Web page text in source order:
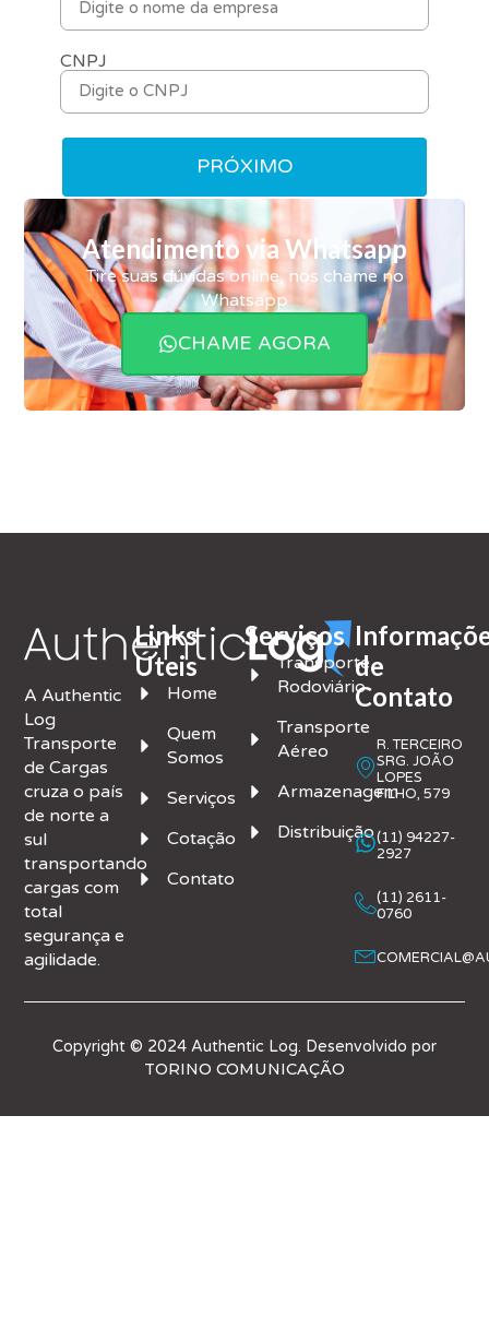
CNPJ
PRÓXIMO
Atendimento via Whatsapp
Tire suas dúvidas online, nos chame no
Whatsapp
CHAME AGORA
A Authentic
Log
Transporte
de Cargas
cruza o país
de norte a
sul
transportando
cargas com
total
segurança e
agilidade.
Links
Úteis
Home
Quem
Somos
Serviços
Cotação
Contato
Serviços
Transporte
Rodoviário
Transporte
Aéreo
Armazenagem
Distribuição
de
Contato
R. TERCEIRO
SRG. JOÃO
LOPES
FILHO, 579
(11) 94227-
2927
(11) 2611-
0760
Copyright © 2024 Authentic Log. Desenvolvido por
TORINO COMUNICAÇÃO